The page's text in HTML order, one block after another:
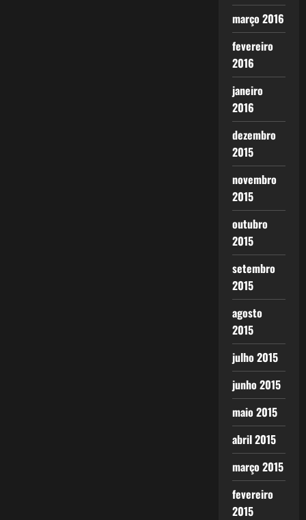
março 2016
fevereiro
2016
janeiro
2016
dezembro
2015
novembro
2015
outubro
2015
setembro
2015
agosto
2015
julho 2015
junho 2015
maio 2015
abril 2015
março 2015
fevereiro
2015